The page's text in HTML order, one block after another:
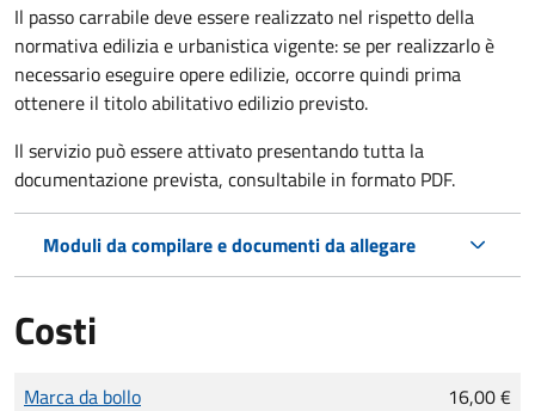
Il passo carrabile deve essere realizzato nel rispetto della
normativa edilizia e urbanistica vigente: se per realizzarlo è
necessario eseguire opere edilizie, occorre quindi prima
ottenere il titolo abilitativo edilizio previsto.
Il servizio può essere attivato presentando tutta la
documentazione prevista, consultabile in formato PDF.
Moduli da compilare e documenti da allegare
Costi
Tipo di pagamento
Importo
Marca da bollo 16,00 €